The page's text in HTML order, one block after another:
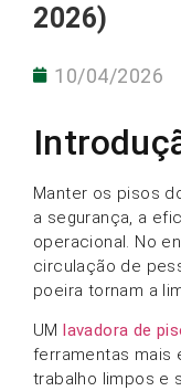
2026)
10/04/2026
Manter os pisos
a segurança, a
operacional. No
circulação de
poeira tornam a
UMlavadora de
ferramentas mais
trabalho limpos e